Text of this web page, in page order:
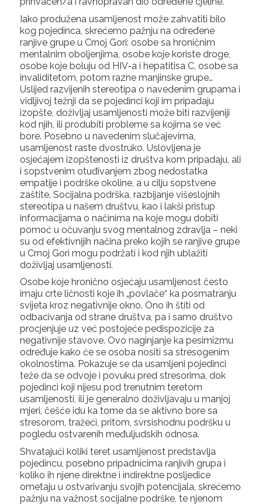
Iako produžena usamljenost može zahvatiti bilo
kog pojedinca, skrećemo pažnju na određene
ranjive grupe u Crnoj Gori: osobe sa hroničnim
mentalnim oboljenjima, osobe koje koriste droge,
osobe koje boluju od HIV-a i hepatitisa C, osobe sa
invaliditetom, potom razne manjinske grupe…
Uslijed razvijenih stereotipa o navedenim grupama i
vidljivoj težnji da se pojedinci koji im pripadaju
izopšte, doživljaj usamljenosti može biti razvijeniji
kod njih, ili produbiti probleme sa kojima se već
bore. Posebno u navedenim slučajevima,
usamljenost raste dvostruko. Uslovljena je
osjećajem izopštenosti iz društva kom pripadaju, ali
i sopstvenim otuđivanjem zbog nedostatka
empatije i podrške okoline, a u cilju sopstvene
zaštite. Socijalna podrška, razbijanje višeslojnih
stereotipa u našem društvu, kao i lakši pristup
informacijama o načinima na koje mogu dobiti
pomoć u očuvanju svog mentalnog zdravlja – neki
su od efektivnijih načina preko kojih se ranjive grupe
u Crnoj Gori mogu podržati i kod njih ublažiti
doživljaj usamljenosti.
Osobe koje hronično osjećaju usamljenost često
imaju crte ličnosti koje ih „povlače“ ka posmatranju
svijeta kroz negativnije okno. Ono ih štiti od
odbacivanja od strane društva, pa i samo društvo
procjenjuje uz već postojeće pedispozicije za
negativnije stavove. Ovo naginjanje ka pesimizmu
određuje kako će se osoba nositi sa stresogenim
okolnostima. Pokazuje se da usamljeni pojedinci
teže da se odvoje i povuku pred stresorima, dok
pojedinci koji nijesu pod trenutnim teretom
usamljenosti, ili je generalno doživljavaju u manjoj
mjeri, češće idu ka tome da se aktivno bore sa
stresorom, tražeći, pritom, svrsishodnu podršku u
pogledu ostvarenih međuljudskih odnosa.
Shvatajući koliki teret usamljenost predstavlja
pojedincu, posebno pripadnicima ranjivih grupa i
koliko ih njene direktne i indirektne posljedice
ometaju u ostvarivanju svojih potencijala, skrećemo
pažnju na važnost socijalne podrške, te njenom